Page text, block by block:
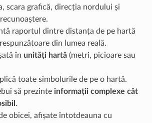
scara grafică, direcția nordului și
raportul dintre distanța de pe hartă
din lumea reală.
în unități hartă(metri, picioare sau
toate simbolurile de pe o hartă.
să prezinte informații complexe cât
.
obicei, afișate întotdeauna cu